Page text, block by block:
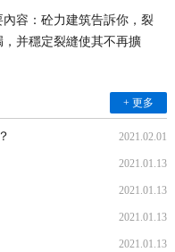
容：砼力建筑告訴你，裂
并穩定裂縫使其不再擴
+ 更多
2021.02.01
2021.01.13
2021.01.13
2021.01.13
2021.01.13